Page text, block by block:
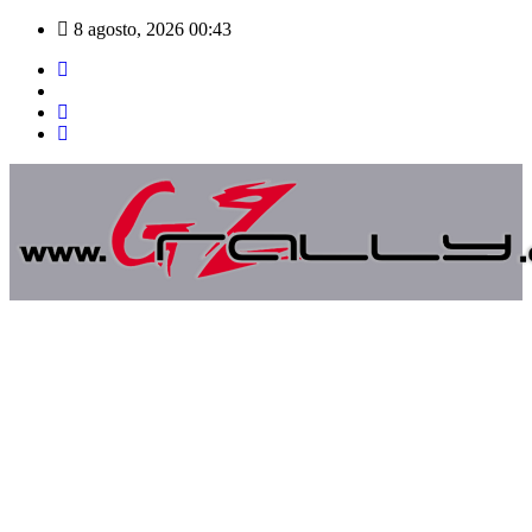
Saltar
contenido
8 agosto, 2026 00:43